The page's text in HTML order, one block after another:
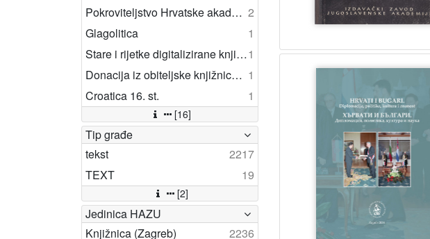
Pokroviteljstvo Hrvatske akademije znanosti i umjetnosti 2
Glagolitica
1
Stare i rijetke digitalizirane knjige1
Donacija iz obiteljske knjižnice akademika Nenada Trinajstića 1
Croatica 16. st.
1
[16]
Tip građe
tekst
2217
TEXT
19
[2]
Jedinica HAZU
Knjižnica (Zagreb)
2236